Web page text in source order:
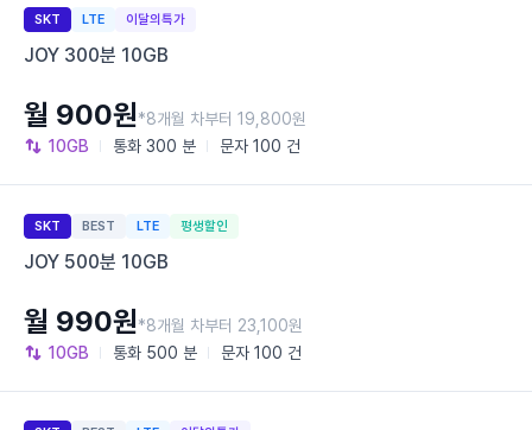
SKT LTE 이달의특가
JOY 300분 10GB
10GB 통화 300 분 문자 100 건
월 900원*8개월 차부터 19,800원
SKT BEST LTE 평생할인
JOY 500분 10GB
10GB 통화 500 분 문자 100 건
월 990원*8개월 차부터 23,100원